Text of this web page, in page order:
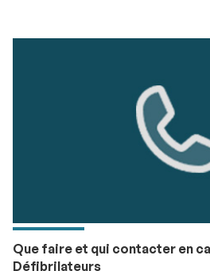
Que faire et qui contacter en
Défibrilateurs